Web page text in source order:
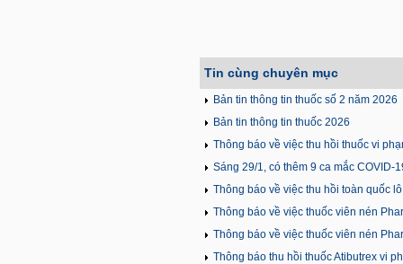
Tin cùng chuyên mục
Bản tin thông tin thuốc số 2 năm 2026
Bản tin thông tin thuốc 2026
Thông báo về việc thu hồi thuốc vi
Sáng 29/1, có thêm 9 ca mắc COVID-
Thông báo về việc thu hồi toàn quốc
Thông báo về việc thuốc viên nén
Thông báo về việc thuốc viên nén
Thông báo thu hồi thuốc Atibutrex vi